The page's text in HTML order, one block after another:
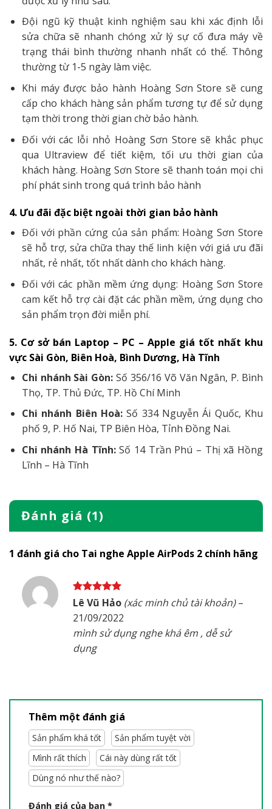
Đội ngũ kỹ thuật kinh nghiệm sau khi xác định lỗi
sửa chữa sẽ nhanh chóng xử lý sự cố đưa máy về
trạng thái bình thường nhanh nhất có thể. Thông
thường từ 1-5 ngày làm việc.
Khi máy được bảo hành Hoàng Sơn Store sẽ cung
cấp cho khách hàng sản phẩm tương tự để sử dụng
tạm thời trong thời gian chờ bảo hành.
Đối với các lỗi nhỏ Hoàng Sơn Store sẽ khắc phục
qua Ultraview để tiết kiệm, tối ưu thời gian của
khách hàng. Hoàng Sơn Store sẽ thanh toán mọi chi
phí phát sinh trong quá trình bảo hành
4. Ưu đãi đặc biệt ngoài thời gian bảo hành
Đối với phần cứng của sản phẩm: Hoàng Sơn Store
sẽ hỗ trợ, sửa chữa thay thế linh kiện với giá ưu đãi
nhất, rẻ nhất, tốt nhất dành cho khách hàng.
Đối với các phần mềm ứng dụng: Hoàng Sơn Store
cam kết hỗ trợ cài đặt các phần mềm, ứng dụng cho
sản phẩm trọn đời miễn phí.
5. Cơ sở bán Laptop – PC – Apple giá tốt nhất khu
vực Sài Gòn, Biên Hoà, Bình Dương, Hà Tĩnh
Chi nhánh Sài Gòn:Số 356/16 Võ Văn Ngân, P. Bình
Thọ, TP. Thủ Đức, TP. Hồ Chí Minh
Chi nhánh Biên Hoà:Số 334 Nguyễn Ái Quốc, Khu
phố 9, P. Hố Nai, TP Biên Hòa, Tỉnh Đồng Nai.
Chi nhánh Hà Tĩnh:Số 14 Trần Phú – Thị xã Hồng
Lĩnh – Hà Tĩnh
Đánh giá (1)
1 đánh giá cho Tai nghe Apple AirPods 2 chính hãng
Được xếp
hạng
sao
Lê Vũ Hảo (xác minh chủ tài khoản) –
21/09/2022
mình sử dụng nghe khá êm , dễ sử
dụng
Thêm một đánh giá
Sản phẩm khá tốt
Sản phẩm tuyệt vời
Mình rất thích
Cái này dùng rất tốt
Dùng nó như thế nào?
Đánh giá của bạn *